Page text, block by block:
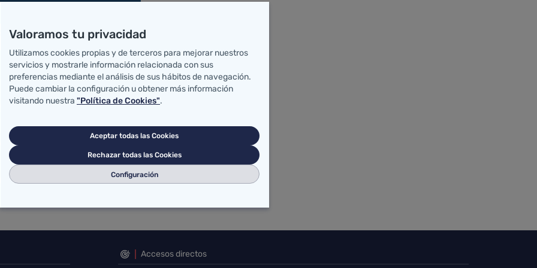
Accesos directos
Valoramos tu privacidad
Utilizamos cookies propias y de terceros para mejorar nuestros
servicios y mostrarle información relacionada con sus
preferencias mediante el análisis de sus hábitos de navegación.
Puede cambiar la configuración u obtener más información
visitando nuestra "Política de Cookies".
Aceptar todas las Cookies
Rechazar todas las Cookies
Configuración